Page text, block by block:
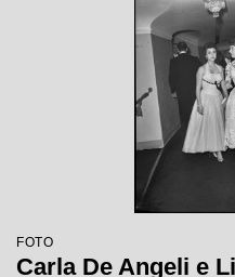
FOTO
Carla De Angeli e